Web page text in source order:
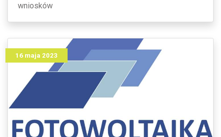
wniosków
16 maja 2023